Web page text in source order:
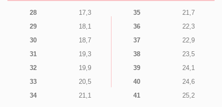
28
17,3
29
18,1
30
18,7
31
19,3
32
19,9
33
20,5
34
21,1
35
21,7
36
22,3
37
22,9
38
23,5
39
24,1
40
24,6
41
25,2